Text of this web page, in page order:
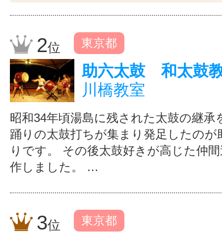
2位 東京都
助六太鼓 和太鼓
川橋教室
昭和34年頃湯島に残された太鼓の継承
踊りの太鼓打ちが集まり発足したのが
りです。 その後太鼓好きが高じた仲
作しました。 …
3位 東京都